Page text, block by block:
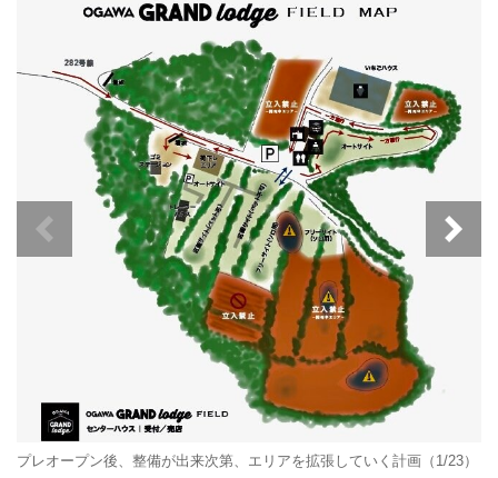
プレオープン後、整備が出来次第、エリアを拡張していく計画（1/23）